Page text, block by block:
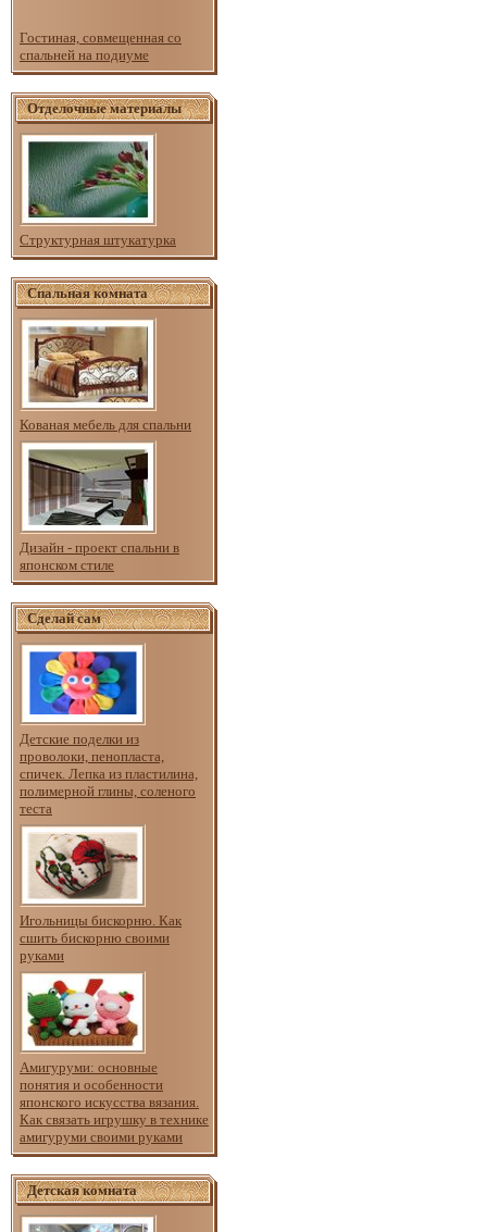
Гостиная, совмещенная со
спальней на подиуме
Отделочные материалы
Структурная штукатурка
Спальная комната
Кованая мебель для спальни
Дизайн - проект спальни в
японском стиле
Сделай сам
Детские поделки из
проволоки, пенопласта,
спичек. Лепка из пластилина,
полимерной глины, соленого
теста
Игольницы бискорню. Как
сшить бискорню своими
руками
Амигуруми: основные
понятия и особенности
японского искусства вязания.
Как связать игрушку в технике
амигуруми своими руками
Детская комната